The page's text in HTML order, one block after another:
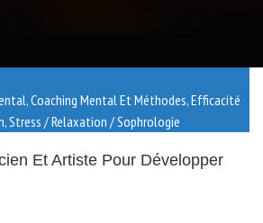
,Coaching Mental Et Méthodes,Efficacité
,Stress / Relaxation / Sophrologie
Et Artiste Pour Développer